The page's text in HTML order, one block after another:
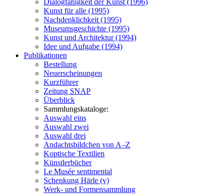
Dialogfähigkeit der Kunst (1996)
Kunst für alle (1995)
Nachdenklichkeit (1995)
Museumsgeschichte (1995)
Kunst und Architektur (1994)
Idee und Aufgabe (1994)
Publikationen
Bestellung
Neuerscheinungen
Kurzführer
Zeitung SNAP
Überblick
Sammlungskataloge:
Auswahl eins
Auswahl zwei
Auswahl drei
Andachtsbildchen von A–Z
Koptische Textilien
Künstlerbücher
Le Musée sentimental
Schenkung Härle (v)
Werk- und Formensammlung